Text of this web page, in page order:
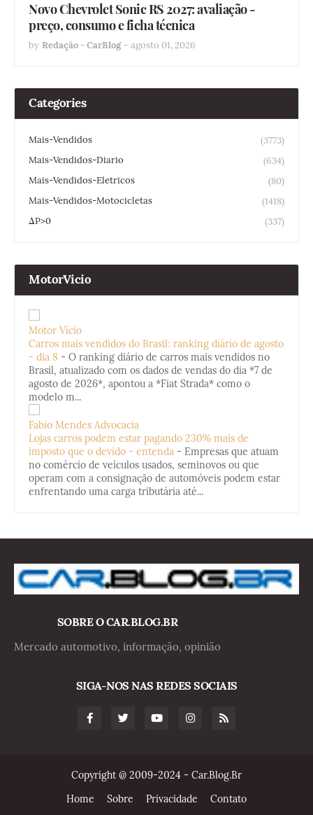
Novo Chevrolet Sonic RS 2027: avaliação -
preço, consumo e ficha técnica
by Redação - CarBlog - agosto 01, 2026
Categories
Mais-Vendidos
(3773)
Mais-Vendidos-Diario
(634)
Mais-Vendidos-Eletricos
(80)
Mais-Vendidos-Motocicletas
(1418)
ΔP>0
(337)
MotorVicio
Motor Vício
Carros mais vendidos do Brasil: ranking diário de agosto
- dia 8 - O ranking diário de carros mais vendidos no
Brasil, atualizado com os dados de vendas do dia *7 de
agosto de 2026*, apontou a *Fiat Strada* como o
modelo m...
Fabio Mendes Advocacia
Lojas carros podem estar pagando 230% mais de
imposto que o devido - entenda - Empresas que atuam
no comércio de veículos usados, seminovos ou que
operam com a consignação de automóveis podem estar
enfrentando uma carga tributária até...
SOBRE O CAR.BLOG.BR
Mercado automotivo, informação, opinião
SIGA-NOS NAS REDES SOCIAIS
Copyright @ 2009-2024 - Car.Blog.Br
Home
Sobre Privacidade Contato